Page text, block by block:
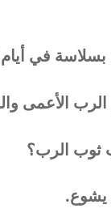
في
الأعمى
ثوب الرب؟
يشوع.